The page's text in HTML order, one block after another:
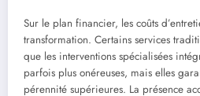
Sur le plan financier, les coûts
transformation. Certains services
que les interventions spécialisées
parfois plus onéreuses, mais elles
pérennité supérieures. La présence